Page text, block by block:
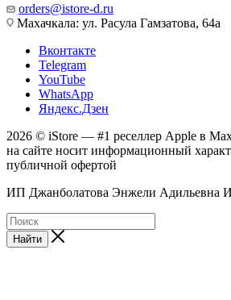
orders@istore-d.ru
Махачкала: ул. Расула Гамзатова, 64а
Вконтакте
Telegram
YouTube
WhatsApp
Яндекс.Дзен
2026 © iStore — #1 реселлер Apple в
на сайте носит информационный
публичной офертой
ИП Джанболатова Энжели Адильевна
Найти